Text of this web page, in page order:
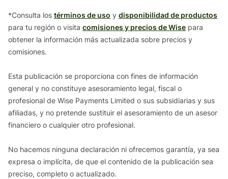
*Consulta los términos de uso y disponibilidad de productos
para tu región o visita comisiones y precios de Wise para
obtener la información más actualizada sobre precios y
comisiones.
Esta publicación se proporciona con fines de información
general y no constituye asesoramiento legal, fiscal o
profesional de Wise Payments Limited o sus subsidiarias y sus
afiliadas, y no pretende sustituir el asesoramiento de un asesor
financiero o cualquier otro profesional.
No hacemos ninguna declaración ni ofrecemos garantía, ya sea
expresa o implícita, de que el contenido de la publicación sea
preciso, completo o actualizado.